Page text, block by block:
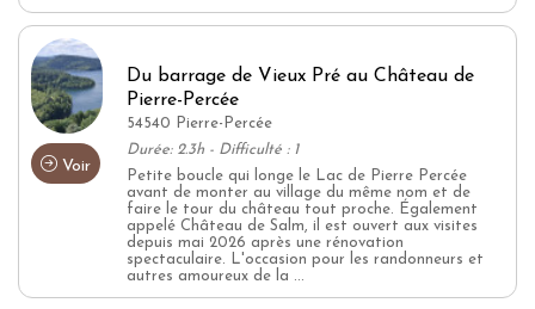
Voir
Du barrage de Vieux Pré au Château de
Pierre-Percée
54540 Pierre-Percée
Durée: 2.3h - Difficulté : 1
Petite boucle qui longe le Lac de Pierre Percée
avant de monter au village du même nom et de
faire le tour du château tout proche. Également
appelé Château de Salm, il est ouvert aux visites
depuis mai 2026 après une rénovation
spectaculaire. L'occasion pour les randonneurs et
autres amoureux de la ...